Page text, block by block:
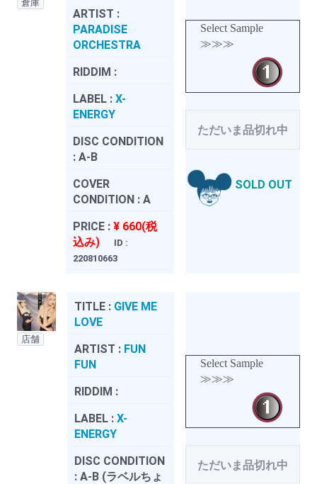
倉庫
ARTIST :
PARADISE
ORCHESTRA
RIDDIM :
LABEL : X-
ENERGY
DISC CONDITION
: A-B
COVER
CONDITION : A
PRICE : ¥ 660(税
込み)
ID :
220810663
Select Sample
≫≫≫
ただいま品切れ中
SOLD OUT
店舗
TITLE : GIVE ME
LOVE
ARTIST : FUN
FUN
RIDDIM :
LABEL : X-
ENERGY
DISC CONDITION
: A-B (ラベルちょ
Select Sample
≫≫≫
ただいま品切れ中